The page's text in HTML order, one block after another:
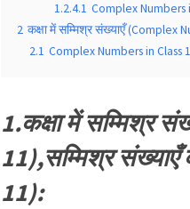
1.2.4.1 Complex Numbers
2 कक्षा में सम्मिश्र संख्याएँ (Complex
2.1 Complex Numbers in Class
1.कक्षा में सम्मिश्र
11),सम्मिश्र
11):